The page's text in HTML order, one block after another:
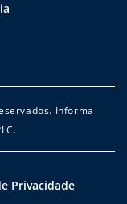
Informa
Privacidade